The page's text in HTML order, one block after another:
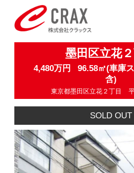
墨田区立花２
4,480万円
96.58㎡(車庫
含)
東京都墨田区立花２丁目
SOLD OUT